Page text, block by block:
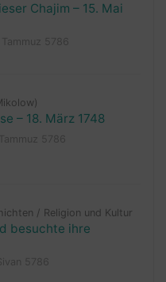
Chajim – 15. Mai
– 18. März 1748
/ Religion und Kultur
besuchte ihre